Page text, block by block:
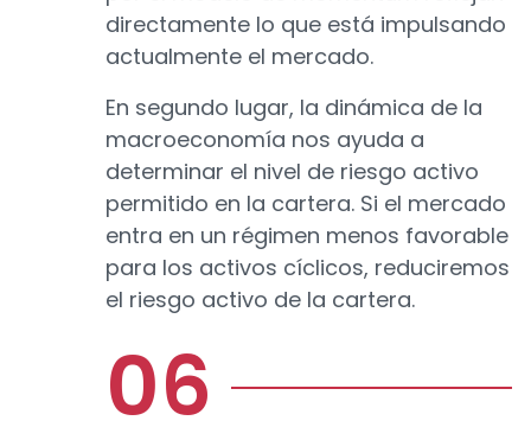
directamente lo que está impulsando
actualmente el mercado.
En segundo lugar, la dinámica de la
macroeconomía nos ayuda a
determinar el nivel de riesgo activo
permitido en la cartera. Si el mercado
entra en un régimen menos favorable
para los activos cíclicos, reduciremos
el riesgo activo de la cartera.